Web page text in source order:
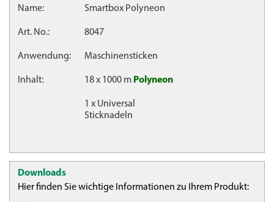
Name: Smartbox Polyneon
Art. No.: 8047
Anwendung: Maschinensticken
Inhalt: 18 x 1000 m Polyneon
1 x Universal
Sticknadeln
Downloads
Hier finden Sie wichtige Informationen zu Ihrem Produkt: